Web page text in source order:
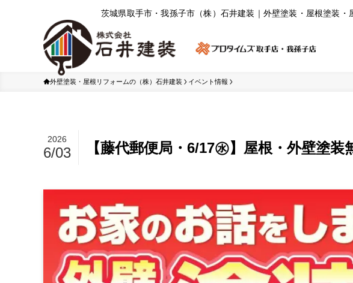
茨城県取⼿市・我孫⼦市（株）⽯井建装｜外壁塗装・屋根塗装・
外壁塗装・屋根リフォームの（株）石井建装 イベント情報
【藤代郵便局・6/17㊌】屋根・外壁塗装
2026
6/03